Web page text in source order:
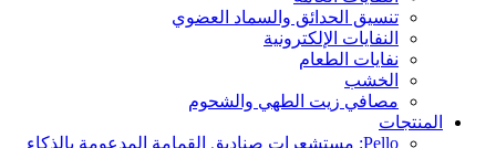
تنسيق الحدائق والسماد العضوي
النفايات الإلكترونية
نفايات الطعام
الخشب
مصافي زيت الطهي والشحوم
المنتجات
Pello: مستشعرات صناديق القمامة المدعومة بالذكاء